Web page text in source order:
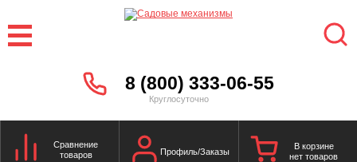
8 (800) 333-06-55
Круглосуточно
Сравнение
товаров
Профиль/Заказы
В корзине
нет товаров